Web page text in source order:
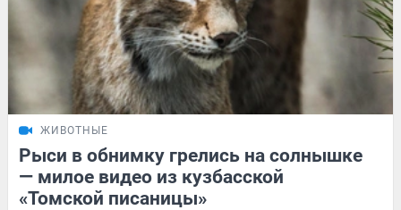
ЖИВОТНЫЕ
Рыси в обнимку грелись на солнышке
— милое видео из кузбасской
«Томской писаницы»